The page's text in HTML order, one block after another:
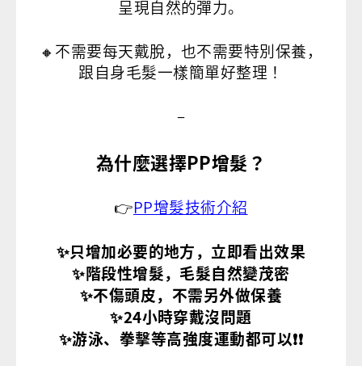
呈現自然的彈力。
🔸不需要每天戴脫，也不需要特別保養，
跟自身毛髮一樣簡單好整理！
–
為什麼選擇PP增髮？
👉PP增髮技術介紹
✨只增加必要的地方，立即看出效果
✨階段性增髮，毛髮自然變茂密
✨不傷頭皮，不需另外做保養
✨24小時穿戴沒問題
✨游泳、拳擊等高強度運動都可以❗️❗️